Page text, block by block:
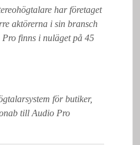
har företaget
aktörerna i sin bransch
finns i nuläget på 45
för butiker,
till Audio Pro